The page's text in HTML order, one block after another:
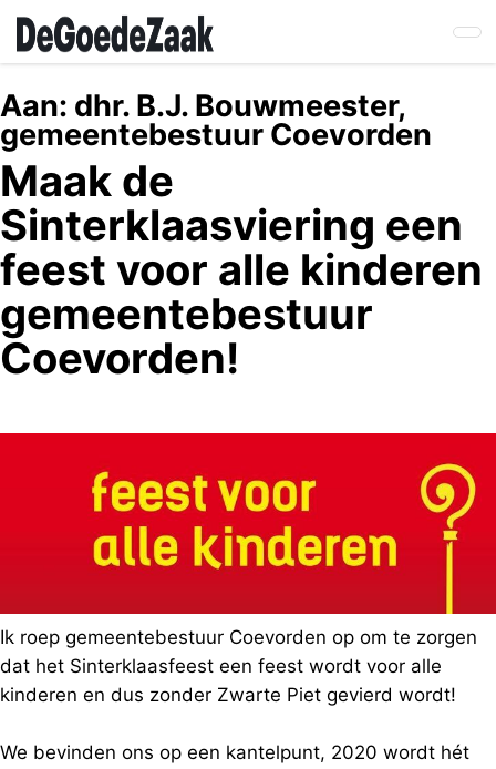
Skip
main
content
Aan: dhr. B.J. Bouwmeester,
gemeentebestuur Coevorden
Maak de
Sinterklaasviering een
feest voor alle kinderen
gemeentebestuur
Coevorden!
Ik roep gemeentebestuur Coevorden op om te zorgen
dat het Sinterklaasfeest een feest wordt voor alle
kinderen en dus zonder Zwarte Piet gevierd wordt!
We bevinden ons op een kantelpunt, 2020 wordt hét